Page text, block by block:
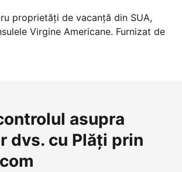
proprietăți de vacanță din SUA,
Virgine Americane. Furnizat de
asupra
dvs. cu Plăți prin